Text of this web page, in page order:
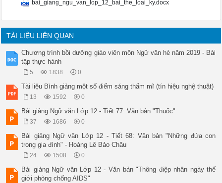
bai_giang_ngu_van_lop_12_bai_the_loai_ky.docx
TÀI LIỆU LIÊN QUAN
Chương trình bồi dưỡng giáo viên môn Ngữ văn hè năm 2019 - Bài
tập thực hành
5 1838 0
Tài liệu Bình giảng một số điểm sáng thẩm mĩ (tín hiệu nghệ thuật)
13 1592 0
Bài giảng Ngữ văn Lớp 12 - Tiết 77: Văn bản "Thuốc"
37 1686 0
Bài giảng Ngữ văn Lớp 12 - Tiết 68: Văn bản "Những đứa con
trong gia đình" - Hoàng Lê Bảo Châu
24 1508 0
Bài giảng Ngữ văn Lớp 12 - Văn bản "Thông điệp nhân ngày thế
giới phòng chống AIDS"